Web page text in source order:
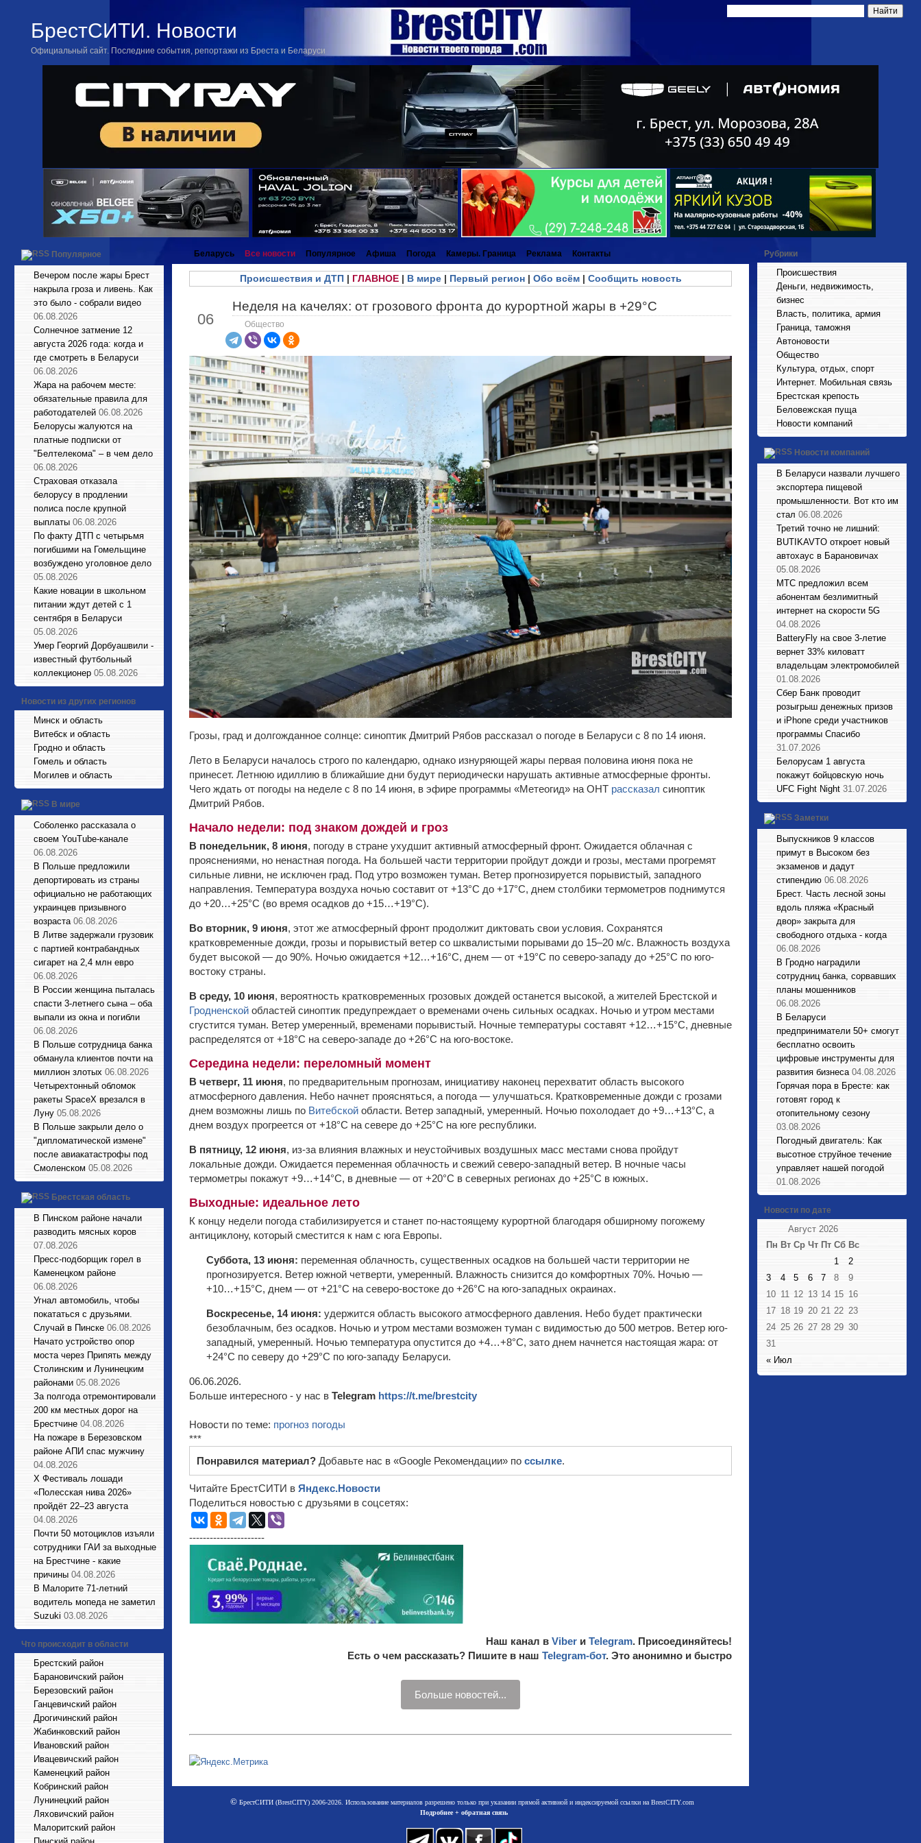
БрестСИТИ. Новости
Официальный сайт. Последние события, репортажи из Бреста и Беларуси
Популярное
Вечером после жары Брест
накрыла гроза и ливень. Как
это было - собрали видео
06.08.2026
Солнечное затмение 12
августа 2026 года: когда и
где смотреть в Беларуси
06.08.2026
Жара на рабочем месте:
обязательные правила для
работодателей 06.08.2026
Белорусы жалуются на
платные подписки от
"Белтелекома" – в чем дело
06.08.2026
Страховая отказала
белорусу в продлении
полиса после крупной
выплаты 06.08.2026
По факту ДТП с четырьмя
погибшими на Гомельщине
возбуждено уголовное дело
05.08.2026
Какие новации в школьном
питании ждут детей с 1
сентября в Беларуси
05.08.2026
Умер Георгий Дорбуашвили -
известный футбольный
коллекционер 05.08.2026
Новости из других регионов
Минск и область
Витебск и область
Гродно и область
Гомель и область
Могилев и область
В мире
Соболенко рассказала о
своем YouTube-канале
06.08.2026
В Польше предложили
депортировать из страны
официально не работающих
украинцев призывного
возраста 06.08.2026
В Литве задержали грузовик
с партией контрабандных
сигарет на 2,4 млн евро
06.08.2026
В России женщина пыталась
спасти 3-летнего сына – оба
выпали из окна и погибли
06.08.2026
В Польше сотрудница банка
обманула клиентов почти на
миллион злотых 06.08.2026
Четырехтонный обломок
ракеты SpaceX врезался в
Луну 05.08.2026
В Польше закрыли дело о
"дипломатической измене"
после авиакатастрофы под
Смоленском 05.08.2026
Брестская область
В Пинском районе начали
разводить мясных коров
07.08.2026
Пресс-подборщик горел в
Каменецком районе
06.08.2026
Угнал автомобиль, чтобы
покататься с друзьями.
Случай в Пинске 06.08.2026
Начато устройство опор
моста через Припять между
Столинским и Лунинецким
районами 05.08.2026
За полгода отремонтировали
200 км местных дорог на
Брестчине 04.08.2026
На пожаре в Березовском
районе АПИ спас мужчину
04.08.2026
X Фестиваль лошади
«Полесская нива 2026»
пройдёт 22–23 августа
04.08.2026
Почти 50 мотоциклов изъяли
сотрудники ГАИ за выходные
на Брестчине - какие
причины 04.08.2026
В Малорите 71-летний
водитель мопеда не заметил
Suzuki 03.08.2026
Что происходит в области
Брестский район
Барановичский район
Березовский район
Ганцевичский район
Дрогичинский район
Жабинковский район
Ивановский район
Ивацевичский район
Каменецкий район
Кобринский район
Лунинецкий район
Ляховичский район
Малоритский район
Беларусь Все новости Популярное Афиша Погода Камеры. Граница Реклама Контакты
Происшествия и ДТП| ГЛАВНОЕ| В мире| Первый регион| Обо всём| Сообщить новость
06
Неделя на качелях: от грозового фронта до курортной жары в +29°С
Общество
Грозы, град и долгожданное солнце: синоптик Дмитрий Рябов рассказал о погоде в Беларуси с 8 по 14 июня.
Лето в Беларуси началось строго по календарю, однако изнуряющей жары первая половина июня пока не
принесет. Летнюю идиллию в ближайшие дни будут периодически нарушать активные атмосферные фронты.
Чего ждать от погоды на неделе с 8 по 14 июня, в эфире программы «Метеогид» на ОНТ рассказал синоптик
Дмитрий Рябов.
Начало недели: под знаком дождей и гроз
В понедельник, 8 июня, погоду в стране ухудшит активный атмосферный фронт. Ожидается облачная с
прояснениями, но ненастная погода. На большей части территории пройдут дожди и грозы, местами прогремят
сильные ливни, не исключен град. Под утро возможен туман. Ветер прогнозируется порывистый, западного
направления. Температура воздуха ночью составит от +13°С до +17°С, днем столбики термометров поднимутся
до +20…+25°С (во время осадков до +15…+19°С).
Во вторник, 9 июня, этот же атмосферный фронт продолжит диктовать свои условия. Сохранятся
кратковременные дожди, грозы и порывистый ветер со шквалистыми порывами до 15–20 м/с. Влажность воздуха
будет высокой — до 90%. Ночью ожидается +12…+16°С, днем — от +19°С по северо-западу до +25°С по юго-
востоку страны.
В среду, 10 июня, вероятность кратковременных грозовых дождей останется высокой, а жителей Брестской и
Гродненской областей синоптик предупреждает о временами очень сильных осадках. Ночью и утром местами
сгустится туман. Ветер умеренный, временами порывистый. Ночные температуры составят +12…+15°С, дневные
распределятся от +18°С на северо-западе до +26°С на юго-востоке.
Середина недели: переломный момент
В четверг, 11 июня, по предварительным прогнозам, инициативу наконец перехватит область высокого
атмосферного давления. Небо начнет проясняться, а погода — улучшаться. Кратковременные дожди с грозами
днем возможны лишь по Витебской области. Ветер западный, умеренный. Ночью похолодает до +9…+13°С, а
днем воздух прогреется от +18°С на севере до +25°С на юге республики.
В пятницу, 12 июня, из-за влияния влажных и неустойчивых воздушных масс местами снова пройдут
локальные дожди. Ожидается переменная облачность и свежий северо-западный ветер. В ночные часы
термометры покажут +9…+14°С, в дневные — от +20°С в северных регионах до +25°С в южных.
Выходные: идеальное лето
К концу недели погода стабилизируется и станет по-настоящему курортной благодаря обширному погожему
антициклону, который сместится к нам с юга Европы.
Суббота, 13 июня: переменная облачность, существенных осадков на большей части территории не
прогнозируется. Ветер южной четверти, умеренный. Влажность снизится до комфортных 70%. Ночью —
+10…+15°С, днем — от +21°С на северо-востоке до +26°С на юго-западных окраинах.
Воскресенье, 14 июня: удержится область высокого атмосферного давления. Небо будет практически
безоблачным, без осадков. Ночью и утром местами возможен туман с видимостью до 500 метров. Ветер юго-
западный, умеренный. Ночью температура опустится до +4…+8°С, зато днем начнется настоящая жара: от
+24°С по северу до +29°С по юго-западу Беларуси.
06.06.2026.
Больше интересного - у нас в Telegram https://t.me/brestcity
Новости по теме: прогноз погоды
***
Понравился материал? Добавьте нас в «Google Рекомендации» по ссылке.
Читайте БрестСИТИ в Яндекс.Новости
Поделиться новостью с друзьями в соцсетях:
----------------------
Наш канал в Viber и Telegram. Присоединяйтесь!
Есть о чем рассказать? Пишите в наш Telegram-бот. Это анонимно и быстро
Больше новостей...
©БрестСИТИ (BrestCITY) 2006-2026. Использование материалов разрешено только при указании прямой активной и индексируемой ссылки на BrestCITY.com
Подробнее + обратная связь
Рубрики
Происшествия
Деньги, недвижимость,
бизнес
Власть, политика, армия
Граница, таможня
Автоновости
Общество
Культура, отдых, спорт
Интернет. Мобильная связь
Брестская крепость
Беловежская пуща
Новости компаний
Новости компаний
В Беларуси назвали лучшего
экспортера пищевой
промышленности. Вот кто им
стал 06.08.2026
Третий точно не лишний:
BUTIKAVTO откроет новый
автохаус в Барановичах
05.08.2026
МТС предложил всем
абонентам безлимитный
интернет на скорости 5G
04.08.2026
BatteryFly на свое 3-летие
вернет 33% киловатт
владельцам электромобилей
01.08.2026
Сбер Банк проводит
розыгрыш денежных призов
и iPhone среди участников
программы Спасибо
31.07.2026
Белорусам 1 августа
покажут бойцовскую ночь
UFC Fight Night 31.07.2026
Заметки
Выпускников 9 классов
примут в Высоком без
экзаменов и дадут
стипендию 06.08.2026
Брест. Часть лесной зоны
вдоль пляжа «Красный
двор» закрыта для
свободного отдыха - когда
06.08.2026
В Гродно наградили
сотрудниц банка, сорвавших
планы мошенников
06.08.2026
В Беларуси
предприниматели 50+ смогут
бесплатно освоить
цифровые инструменты для
развития бизнеса 04.08.2026
Горячая пора в Бресте: как
готовят город к
отопительному сезону
03.08.2026
Погодный двигатель: Как
высотное струйное течение
управляет нашей погодой
01.08.2026
Новости по дате
Август 2026
Пн Вт Ср Чт Пт Сб Вс
« Июл
1
2
3
4 5 6 7 8
9
10 11 12 13 14 15 16
17 18 19 20 21 22 23
24 25 26 27 28 29 30
31